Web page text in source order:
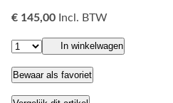
€ 145,00 Incl. BTW
In winkelwagen
Bewaar als favoriet